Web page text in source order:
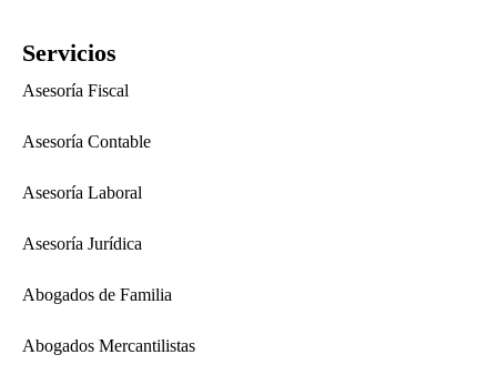
Servicios
Asesoría Fiscal
Asesoría Contable
Asesoría Laboral
Asesoría Jurídica
Abogados de Familia
Abogados Mercantilistas